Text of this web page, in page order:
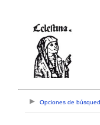
Opciones de